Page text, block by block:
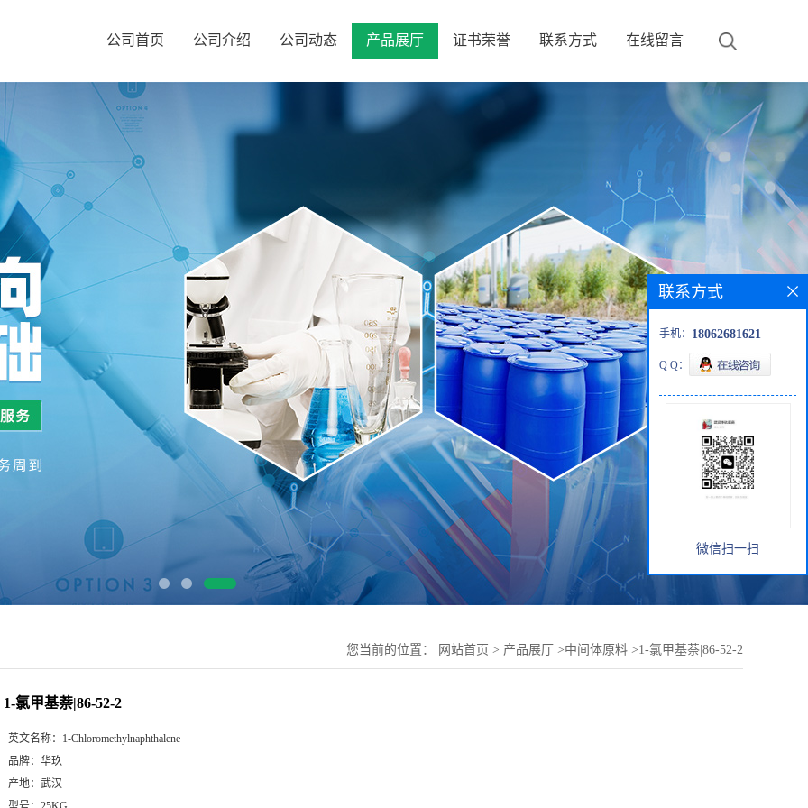
公司首页 公司介绍 公司动态 产品展厅 证书荣誉 联系方式 在线留言
您当前的位置： 网站首页 > 产品展厅 >中间体原料 >1-氯甲基萘|86-52-2
1-氯甲基萘|86-52-2
英文名称： 1-Chloromethylnaphthalene
品牌： 华玖
产地： 武汉
联系方式
手机： 18062681621
Q Q：
微信扫一扫